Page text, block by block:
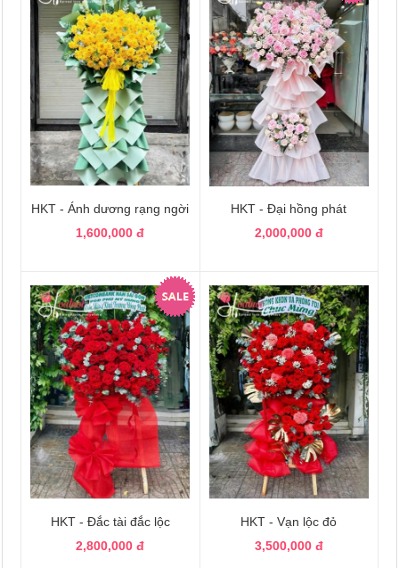
HKT - Ánh dương rạng ngời
1,600,000 đ
HKT - Đại hồng phát
2,000,000 đ
HKT - Đắc tài đắc lộc
2,800,000 đ
HKT - Vạn lộc đỏ
3,500,000 đ